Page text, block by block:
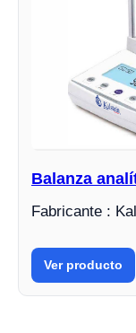
Balanza
Fabricante :
Ver producto